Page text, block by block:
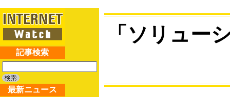
記事検索
最新ニュース
「ソリュー